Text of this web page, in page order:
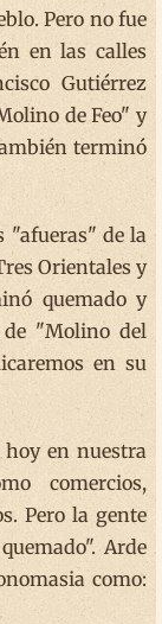
Pero no fue
en las calles
Gutiérrez
de Feo" y
terminó
"afueras" de la
Orientales y
quemado y
"Molino del
en su
en nuestra
comercios,
Pero la gente
Arde
como: